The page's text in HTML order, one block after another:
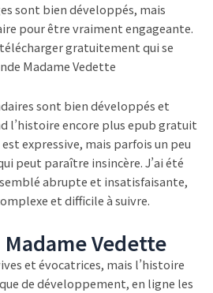
sont bien développés, mais
pour être vraiment engageante.
gratuitement qui se
Madame Vedette
sont bien développés et
l’histoire encore plus epub gratuit
expressive, mais parfois un peu
peut paraître insincère. J’ai été
abrupte et insatisfaisante,
et difficile à suivre.
Madame Vedette
et évocatrices, mais l’histoire
de développement, en ligne les